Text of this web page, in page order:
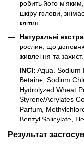
робить його
шкіру голови,
клітин.
Натуральні
рослин, що
живлення та захист.
INCI: Aqua, Sodium
Betaine, Sodium
Hydrolyzed Wheat
Styrene/Acrylates
Parfum,
Benzyl Salicylate,
Результат